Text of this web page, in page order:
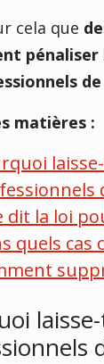
cela que
matières :
dit la loi
quels cas